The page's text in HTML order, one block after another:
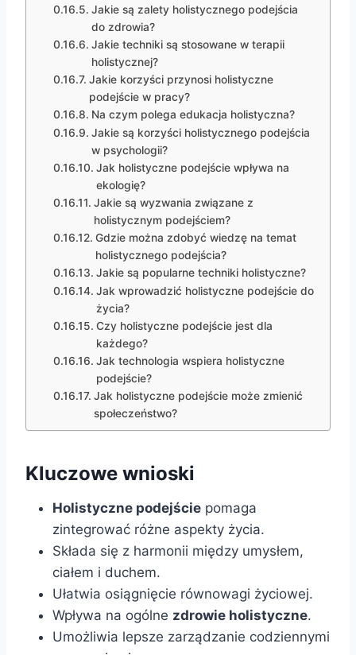
Jakie są zalety holistycznego podejścia
do zdrowia?
Jakie techniki są stosowane w terapii
holistycznej?
Jakie korzyści przynosi holistyczne
podejście w pracy?
Na czym polega edukacja holistyczna?
Jakie są korzyści holistycznego podejścia
w psychologii?
Jak holistyczne podejście wpływa na
ekologię?
Jakie są wyzwania związane z
holistycznym podejściem?
Gdzie można zdobyć wiedzę na temat
holistycznego podejścia?
Jakie są popularne techniki holistyczne?
Jak wprowadzić holistyczne podejście do
życia?
Czy holistyczne podejście jest dla
każdego?
Jak technologia wspiera holistyczne
podejście?
Jak holistyczne podejście może zmienić
społeczeństwo?
Kluczowe wnioski
Holistyczne podejście pomaga
zintegrować różne aspekty życia.
Składa się z harmonii między umysłem,
ciałem i duchem.
Ułatwia osiągnięcie równowagi życiowej.
Wpływa na ogólne zdrowie holistyczne.
Umożliwia lepsze zarządzanie codziennymi